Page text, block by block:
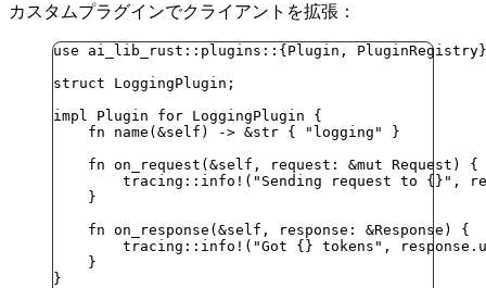
カスタムプラグインでクライアントを拡張：
use ai_lib_rust :: plugins :: {Plugin,
struct LoggingPlugin;
impl
Plugin for LoggingPlugin {
fn
name (&self ) -> &str { " logging "
}
fn on_request (&self , request : &mut Request) {
tracing :: info! ( " Sending request to {} " ,
}
fn on_response (&self , response : &Response) {
tracing :: info! ( "Got {} tokens " , response .
}
}